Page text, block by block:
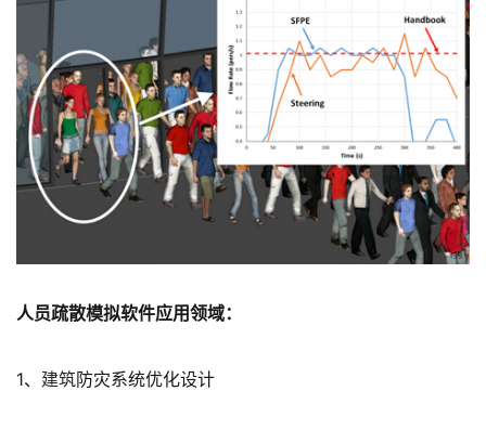
人员疏散模拟软件应用领域：
1、 建筑防灾系统优化设计